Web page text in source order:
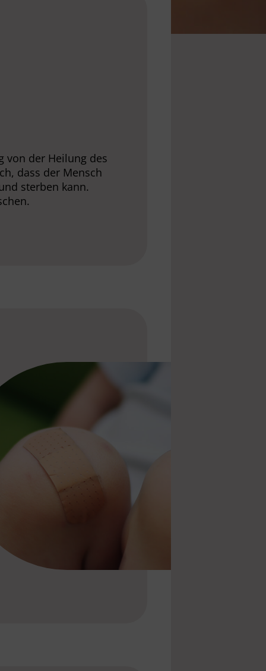
von der Heilung des
dass der Mensch
sterben kann.